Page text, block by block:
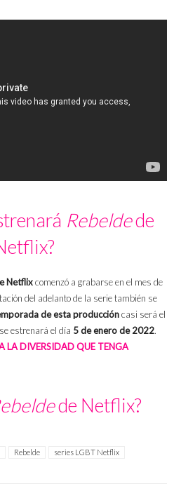
Rebeldede
Netflixcomenzó a grabarse en el mes de
del adelanto de la serie también se
de esta produccióncasi será el
estrenará el día 5 de enero de 2022.
LA DIVERSIDAD QUE TENGA
de Netflix?
Rebelde series LGBT Netflix